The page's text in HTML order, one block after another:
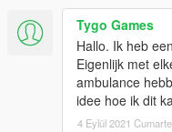
Tygo Games
Hallo. Ik heb
Eigenlijk met
ambulance
idee hoe ik dit
4 Eylül 2021